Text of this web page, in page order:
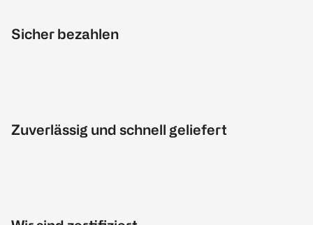
Sicher bezahlen
Zuverlässig und schnell geliefert